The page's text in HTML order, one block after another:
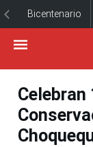
Bicentenario
Celebran